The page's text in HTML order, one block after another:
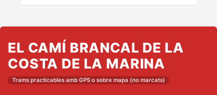
EL CAMÍ BRANCAL DE LA
COSTA DE LA MARINA
Trams practicables amb GPS o sobre mapa (no marcats)